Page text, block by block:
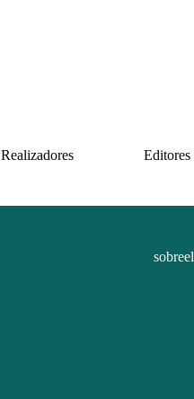
Realizadores Editores